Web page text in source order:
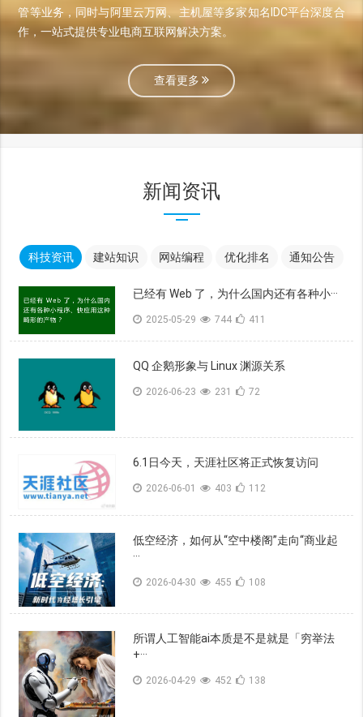
管等业务，同时与阿里云万网、主机屋等多家知名IDC平台深度合
作，一站式提供专业电商互联网解决方案。
查看更多
新闻资讯
科技资讯 建站知识 网站编程 优化排名 通知公告
已经有 Web 了，为什么国内还有各种小···
2025-05-29 744 411
QQ 企鹅形象与 Linux 渊源关系
2026-06-23 231 72
6.1日今天，天涯社区将正式恢复访问
2026-06-01 403 112
低空经济，如何从“空中楼阁”走向“商业起
···
2026-04-30 455 108
所谓人工智能ai本质是不是就是「穷举法
+···
2026-04-29 452 138